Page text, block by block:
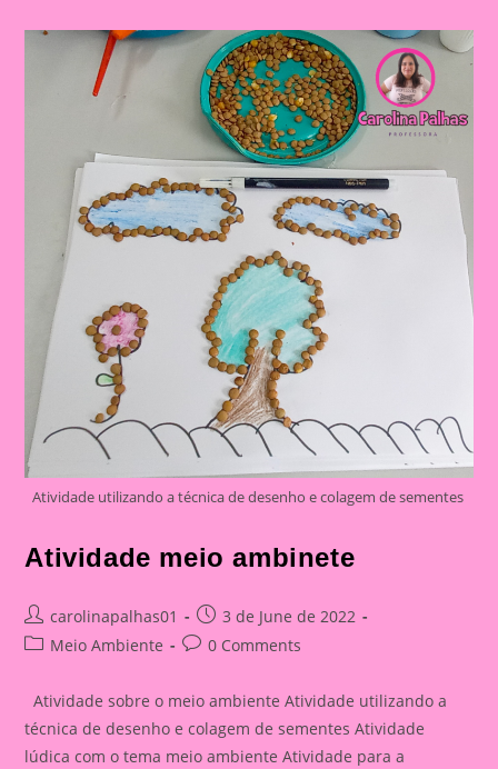
Atividade utilizando a técnica de desenho e colagem de sementes
Atividade meio ambinete
Post
author:
carolinapalhas01
Post
published:
3 de June de 2022
PostMeio Ambiente
Post0 Comments
Atividade sobre o meio ambiente Atividade utilizando a
técnica de desenho e colagem de sementes Atividade
lúdica com o tema meio ambiente Atividade para a